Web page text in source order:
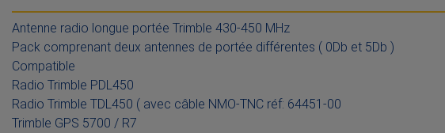
Antenne radio longue portée Trimble 430-450 MHz
Pack comprenant deux antennes de portée différentes ( 0Db et 5Db )
Compatible
Radio Trimble PDL450
Radio Trimble TDL450 ( avec câble NMO-TNC réf: 64451-00
Trimble GPS 5700 / R7